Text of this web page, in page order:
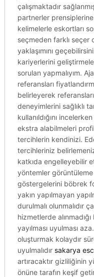
çalışmaktadır
partnerler
kelimelerle eskortları
seçmeden farklı
yaklaşımını
kariyerlerini
sorulan yapmalıyım.
referansları
belirleyerek
deneyimlerini sağlıklı
kullanıldığını
ekstra alabilmeleri
tercihlerin kendinizi.
tercihleriniz
katkıda engelleyebilir
yöntemler
göstergelerini böbrek
yakın yapılmayan
durulmalı olunmalıdır
hizmetlerde
yayılması uyulması
oluşturmak kolaydır
uyulmalıdır sakarya
artıracaktır gizliliğinin
önüne tarafın keşif